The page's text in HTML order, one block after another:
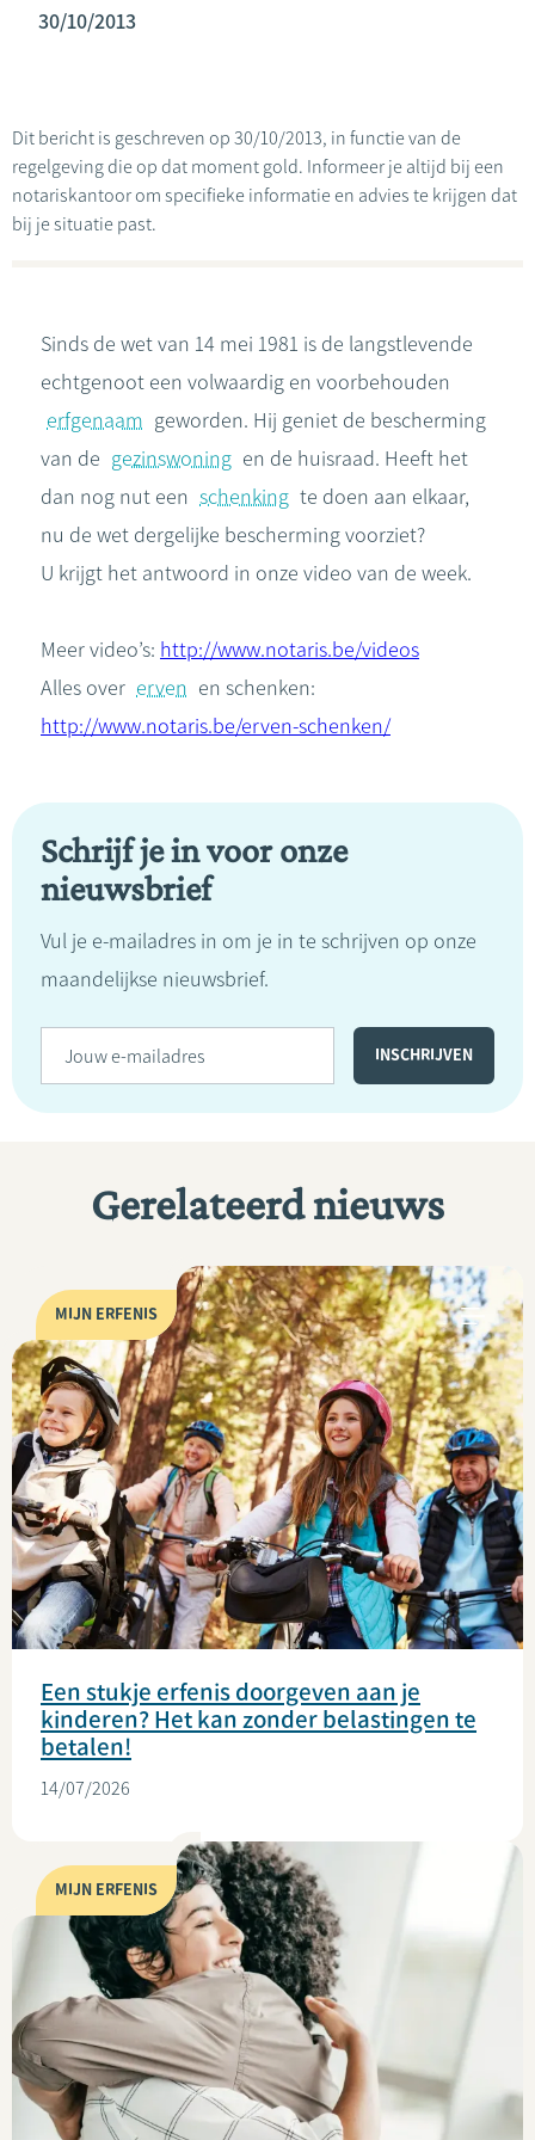
30/10/2013
Dit bericht is geschreven op 30/10/2013, in functie van de
regelgeving die op dat moment gold. Informeer je altijd bij een
notariskantoor om specifieke informatie en advies te krijgen dat
bij je situatie past.
Sinds de wet van 14 mei 1981 is de langstlevende
echtgenoot een volwaardig en voorbehouden
erfgenaam geworden. Hij geniet de bescherming
van de gezinswoning en de huisraad. Heeft het
dan nog nut een schenking te doen aan elkaar,
nu de wet dergelijke bescherming voorziet?
U krijgt het antwoord in onze video van de week.
Meer video’s: http://www.notaris.be/videos
Alles over erven en schenken:
http://www.notaris.be/erven-schenken/
Schrijf je in voor onze
nieuwsbrief
Vul je e-mailadres in om je in te schrijven op onze
maandelijkse nieuwsbrief.
Gerelateerd nieuws
MIJN ERFENIS
Een stukje erfenis doorgeven aan je
kinderen? Het kan zonder belastingen te
betalen!
14/07/2026
MIJN ERFENIS